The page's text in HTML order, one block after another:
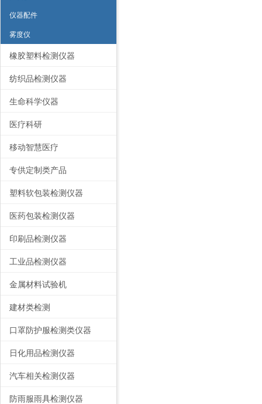
仪器配件
雾度仪
橡胶塑料检测仪器
纺织品检测仪器
生命科学仪器
医疗科研
移动智慧医疗
专供定制类产品
塑料软包装检测仪器
医药包装检测仪器
印刷品检测仪器
工业品检测仪器
金属材料试验机
建材类检测
口罩防护服检测类仪器
日化用品检测仪器
汽车相关检测仪器
防雨服雨具检测仪器